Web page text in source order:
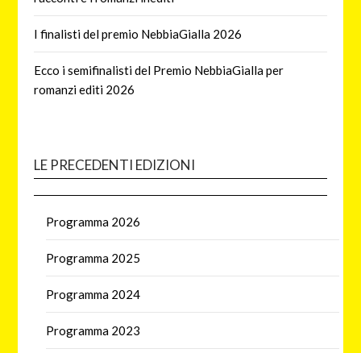
I finalisti del premio NebbiaGialla 2026
Ecco i semifinalisti del Premio NebbiaGialla per
romanzi editi 2026
LE PRECEDENTI EDIZIONI
Programma 2026
Programma 2025
Programma 2024
Programma 2023